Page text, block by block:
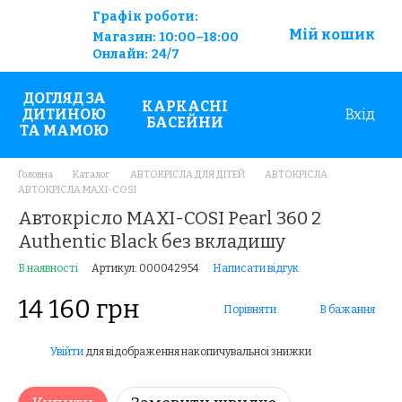
Графік роботи:
Магазин: 10:00–18:00
Онлайн: 24/7
Мій кошик
ДОГЛЯД ЗА
ДИТИНОЮ
ТА МАМОЮ
КАРКАСНІ
БАСЕЙНИ
Вхід
Головна Каталог АВТОКРІСЛА ДЛЯ ДІТЕЙ
АВТОКРІСЛА
АВТОКРІСЛА MAXI-COSI
Автокрісло MAXI-COSI Pearl 360 2
Authentic Black без вкладишу
В наявності Артикул: 000042954 Написати відгук
14 160 грн Порівняти В бажання
Увійти для відображення накопичувальної знижки